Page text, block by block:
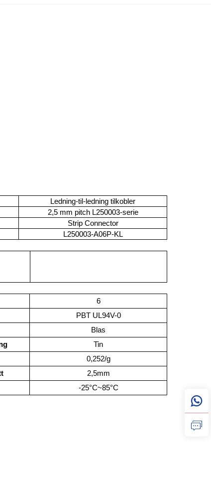
Ledning-til-ledning tilkobler
2,5 mm pitch L250003-serie
Strip Connector
L250003-A06P-KL
6
PBT UL94V-0
Blas
Tin
0,252/g
2,5mm
-25°C~85°C